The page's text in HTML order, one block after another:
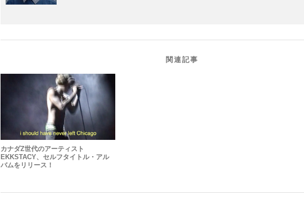
関連記事
カナダZ世代のアーティスト
EKKSTACY、セルフタイトル・アル
バムをリリース！